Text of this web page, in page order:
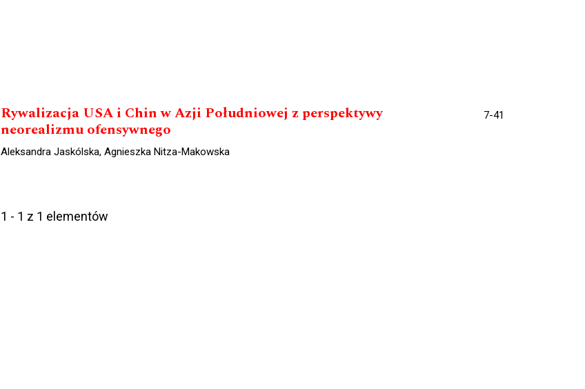
Rywalizacja USA i Chin w Azji Południowej z perspektywy
neorealizmu ofensywnego
7-41
Aleksandra Jaskólska, Agnieszka Nitza-Makowska
1 - 1 z 1 elementów